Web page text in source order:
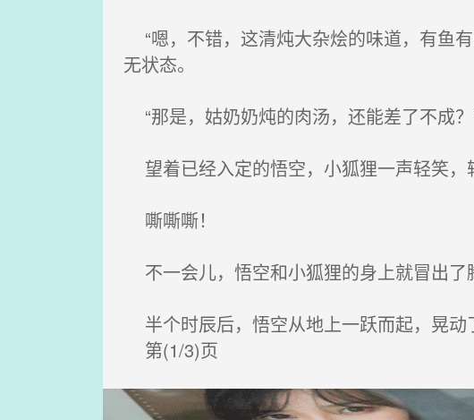
“嗯，不错，这清炖大杂烩的味道，有鱼
无状态。
“那是，姑奶奶炖的肉汤，还能差了不成？
望着已经入定的悟空，小狐狸一声轻笑，
嘶嘶嘶！
不一会儿，悟空和小狐狸的身上就冒出了
半个时辰后，悟空从地上一跃而起，晃动
第(1/3)页